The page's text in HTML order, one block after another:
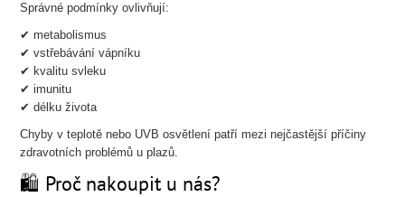
Správné podmínky ovlivňují:
✔ metabolismus
✔ vstřebávání vápníku
✔ kvalitu svleku
✔ imunitu
✔ délku života
Chyby v teplotě nebo UVB osvětlení patří mezi nejčastější příčiny
zdravotních problémů u plazů.
🛍️ Proč nakoupit u nás?